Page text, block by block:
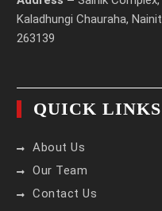
Kaladhungi Chauraha,
263139
QUICK LINKS
About Us
Our Team
Contact Us